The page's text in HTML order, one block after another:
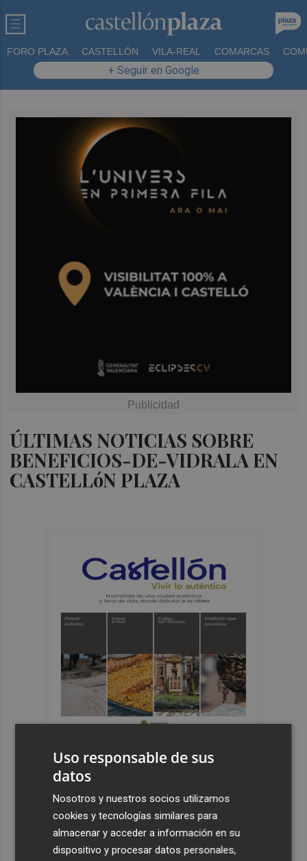
FORO PLAZA CASTELLÓN VILA-REAL COMARCAS
+ Seguir en Google
ÚLTIMAS NOTICIAS SOBRE
BENEFICIOS-DE-VIDRALA EN
CASTELLóN PLAZA
Últimas Noticias
Más problemas en el lateral derecho: Monferrer sufre
una lesión muscular
San Javier da viabilidad al nuevo contrato del transporte
Uso responsable de sus
datos
Nosotros y nuestros socios utilizamos
cookies y tecnologías similares para
almacenar y acceder a información en su
dispositivo y procesar datos personales,